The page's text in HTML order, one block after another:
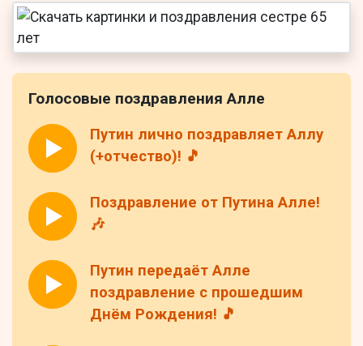
Голосовые поздравления Алле
Путин лично поздравляет Аллу
(+отчество)! 🎵
Поздравление от Путина Алле!
🎶
Путин передаёт Алле
поздравление с прошедшим
Днём Рождения! 🎵